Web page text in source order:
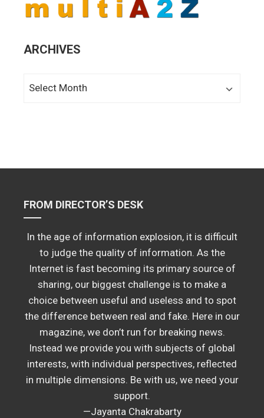
ARCHIVES
FROM DIRECTOR’S DESK
In the age of information explosion, it is difficult
to judge the quality of information. As the
Internet is fast becoming its primary source of
sharing, our biggest challenge is to make a
choice between useful and useless and to spot
the difference between real and fake. Here in our
magazine, we don’t run for breaking news.
Instead we provide you with subjects of global
interests, with individual perspectives, reflected
in multiple dimensions. Be with us, we need your
support.
—Jayanta Chakrabarty